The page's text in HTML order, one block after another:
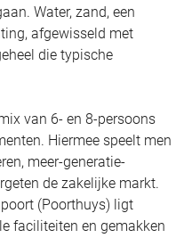
Water, zand, een
afgewisseld met
die typische
van 6- en 8-persoons
Hiermee speelt men
meer-generatie-
de zakelijke markt.
(Poorthuys) ligt
faciliteiten en gemakken